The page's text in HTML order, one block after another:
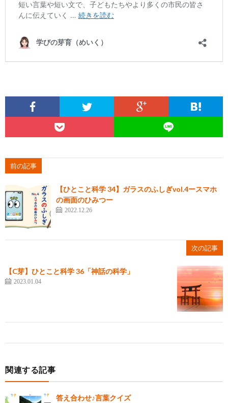
前の記事
【ひとこと科学 34】ガラスのふしぎvol.4ースマホ
の画面のひみつー
2022.12.26
次の記事
【C芽】ひとこと科学 36「神話の科学」
2023.01.04
関連する記事
答え合わせ♪言葉クイズ